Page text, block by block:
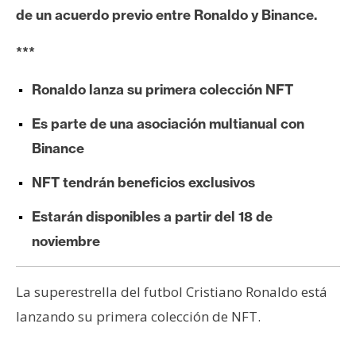
d
B
t
c
i
n
E
t
de un acuerdo previo entre Ronaldo y Binance.
***
Ronaldo lanza su primera colección NFT
Es parte de una asociación multianual con
Binance
NFT tendrán beneficios exclusivos
Estarán disponibles a partir del 18 de
noviembre
La superestrella del futbol Cristiano Ronaldo está
lanzando su primera colección de NFT.